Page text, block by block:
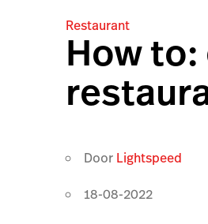
Restaurant
How
Door Lightspeed
18-08-2022